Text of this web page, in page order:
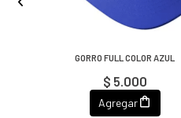
GORRO FULL COLOR AZUL
$ 5.000
Agregar